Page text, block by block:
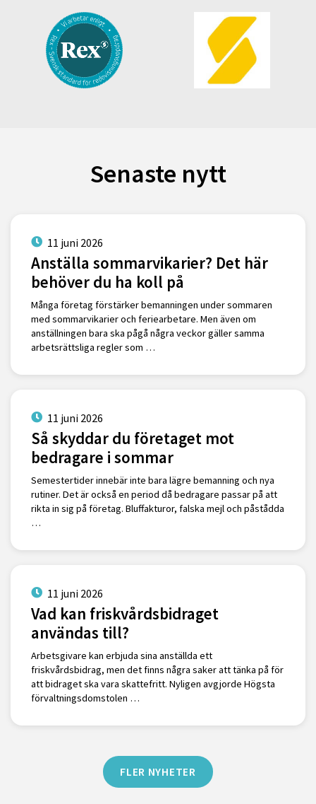
Senaste nytt
11 juni 2026
Anställa sommarvikarier? Det här
behöver du ha koll på
Många företag förstärker bemanningen under sommaren
med sommarvikarier och feriearbetare. Men även om
anställningen bara ska pågå några veckor gäller samma
arbetsrättsliga regler som …
11 juni 2026
Så skyddar du företaget mot
bedragare i sommar
Semestertider innebär inte bara lägre bemanning och nya
rutiner. Det är också en period då bedragare passar på att
rikta in sig på företag. Bluffakturor, falska mejl och påstådda
…
11 juni 2026
Vad kan friskvårdsbidraget
användas till?
Arbetsgivare kan erbjuda sina anställda ett
friskvårdsbidrag, men det finns några saker att tänka på för
att bidraget ska vara skattefritt. Nyligen avgjorde Högsta
förvaltningsdomstolen …
FLER NYHETER